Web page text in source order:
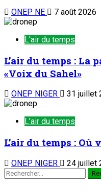
ONEP NE 7 août 2026
L'air du temps
L’air du temps : La
«Voix du Sahel»
ONEP NIGER 31 juillet
L'air du temps
L’air du temps : Où
ONEP NIGER 24 juillet